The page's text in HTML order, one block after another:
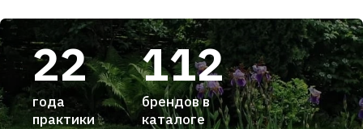
22
года
практики
112
брендов в
каталоге